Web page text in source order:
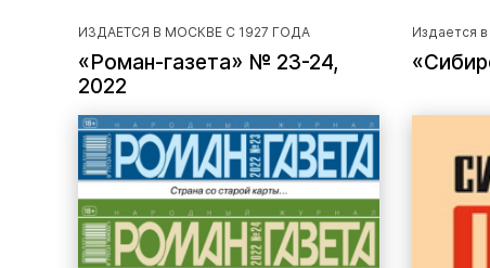
ИЗДАЕТСЯ В МОСКВЕ С 1927 ГОДА
«Роман-газета» № 23-24,
2022
Издается